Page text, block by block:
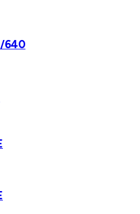
640